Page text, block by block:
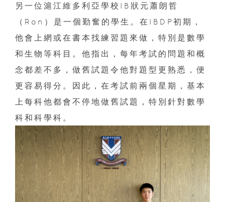
另一位滬江維多利亞學校IB狀元蕭朗哲
（Ron）是一個勤奮的學生。在IBDP初期，
他會上網或在書本找練習題來做，特別是數學
和生物等科目。他指出，每年考試的問題和概
念都差不多，做舊試題令他對題型更熟悉，便
更容易得分。因此，在考試前兩個星期，基本
上每科他都會不停地做舊試題，特別針對數學
科和科學科。